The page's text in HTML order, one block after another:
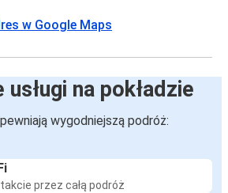
w Google Maps
na pokładzie
wygodniejszą podróż:
przez całą podróż